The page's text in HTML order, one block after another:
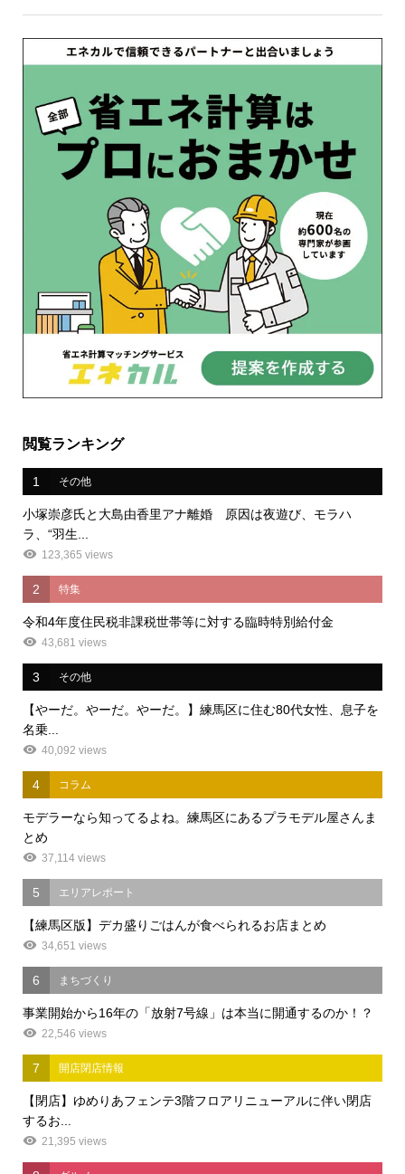
閲覧ランキング
1 その他
小塚崇彦氏と大島由香里アナ離婚 原因は夜遊び、モラハ
ラ、“羽生...
123,365 views
2 特集
令和4年度住民税非課税世帯等に対する臨時特別給付金
43,681 views
3 その他
【やーだ。やーだ。やーだ。】練馬区に住む80代女性、息子を
名乗...
40,092 views
4 コラム
モデラーなら知ってるよね。練馬区にあるプラモデル屋さんま
とめ
37,114 views
5 エリアレポート
【練馬区版】デカ盛りごはんが食べられるお店まとめ
34,651 views
6 まちづくり
事業開始から16年の「放射7号線」は本当に開通するのか！？
22,546 views
7 開店閉店情報
【閉店】ゆめりあフェンテ3階フロアリニューアルに伴い閉店
するお...
21,395 views